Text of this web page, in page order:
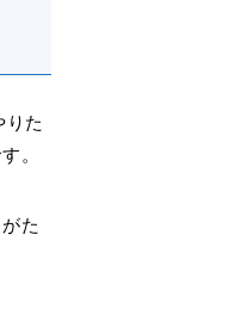
た
。
た